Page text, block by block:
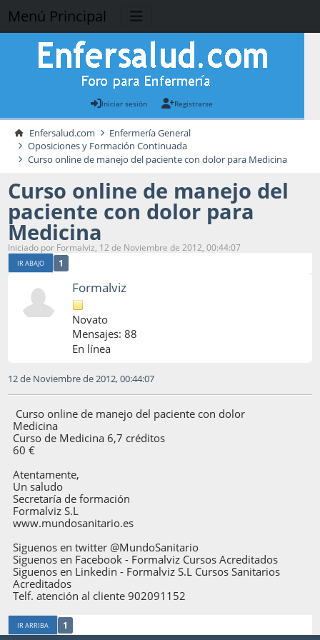
Menú Principal
Iniciar sesión Registrarse
Enfersalud.com
Enfermería General
Oposiciones y Formación Continuada
Curso online de manejo del paciente con dolor para Medicina
Curso online de manejo del
paciente con dolor para
Medicina
Iniciado por Formalviz, 12 de Noviembre de 2012, 00:44:07
IR ABAJO 1
Formalviz
Novato
Mensajes: 88
En línea
12 de Noviembre de 2012, 00:44:07
Curso online de manejo del paciente con dolor
Medicina
Curso de Medicina 6,7 créditos
60 €
Atentamente,
Un saludo
Secretaría de formación
Formalviz S.L
www.mundosanitario.es
Siguenos en twitter @MundoSanitario
Siguenos en Facebook - Formalviz Cursos Acreditados
Siguenos en Linkedin - Formalviz S.L Cursos Sanitarios
Acreditados
Telf. atención al cliente 902091152
IR ARRIBA 1